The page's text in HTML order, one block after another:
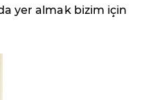
yer almak bizim için